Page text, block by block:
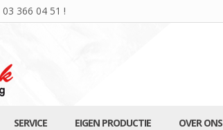
03 366 04 51 !
SERVICE EIGEN PRODUCTIE OVER ONS